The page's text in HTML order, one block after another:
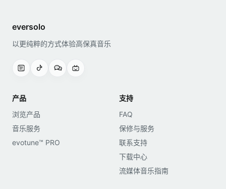
eversolo
以更纯粹的方式体验高保真音乐
产品
浏览产品
音乐服务
evotune™ PRO
支持
FAQ
保修与服务
联系支持
下载中心
流媒体音乐指南